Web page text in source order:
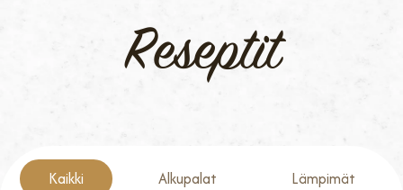
Reseptit
Kaikki Alkupalat
Lämpimät